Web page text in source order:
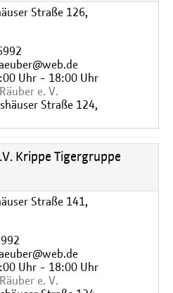
Straße 126,
Uhr - 18:00 Uhr
e. V.
Straße 124,
Krippe Tigergruppe
Straße 141,
Uhr - 18:00 Uhr
e. V.